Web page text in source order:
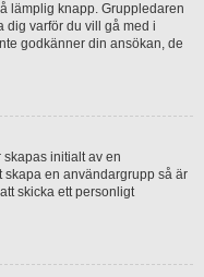
lämplig knapp. Gruppledaren
dig varför du vill gå med i
godkänner din ansökan, de
initialt av en
skapa en användargrupp så är
skicka ett personligt